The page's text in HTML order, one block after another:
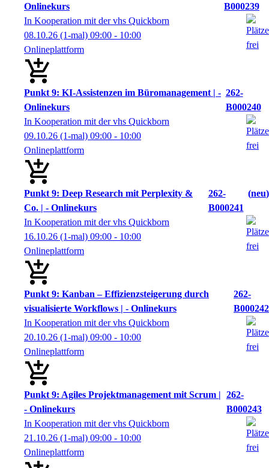
Onlinekurs
B000239
In Kooperation mit der vhs Quickborn
08.10.26 (1-mal) 09:00 - 10:00
Onlineplattform
Punkt 9: KI-Assistenzen im Büromanagement | -
Onlinekurs
262-
B000240
In Kooperation mit der vhs Quickborn
09.10.26 (1-mal) 09:00 - 10:00
Onlineplattform
Punkt 9: Deep Research mit Perplexity &
Co. | - Onlinekurs
262-
B000241
neu
In Kooperation mit der vhs Quickborn
16.10.26 (1-mal) 09:00 - 10:00
Onlineplattform
Punkt 9: Kanban – Effizienzsteigerung durch
visualisierte Workflows | - Onlinekurs
262-
B000242
In Kooperation mit der vhs Quickborn
20.10.26 (1-mal) 09:00 - 10:00
Onlineplattform
Punkt 9: Agiles Projektmanagement mit Scrum |
- Onlinekurs
262-
B000243
In Kooperation mit der vhs Quickborn
21.10.26 (1-mal) 09:00 - 10:00
Onlineplattform